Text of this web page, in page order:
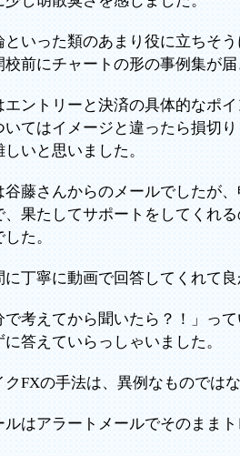
といった類のあまり役に立ちそ
校前にチャートの形の事例集が
エントリーと決済の具体的なポ
いてはイメージと違ったら損切
いと思いました。
谷藤さんからのメールでしたが
、果たしてサポートをしてくれ
た。
に丁寧に動画で回答してくれて
で考えてから聞いたら？！」っ
答えていらっしゃいました。
クFXの手法は、異例なものでは
ルはアラートメールでそのまま